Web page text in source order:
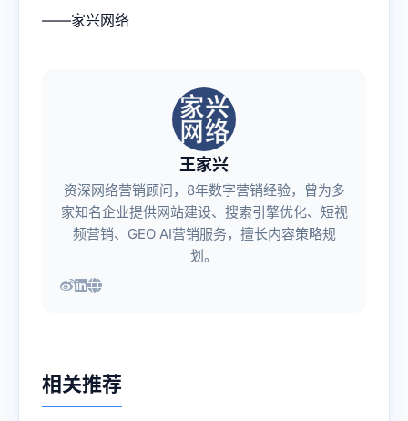
——家兴网络
王家兴
资深网络营销顾问，8年数字营销经验，曾为多
家知名企业提供网站建设、搜索引擎优化、短视
频营销、GEO AI营销服务，擅长内容策略规
划。
相关推荐